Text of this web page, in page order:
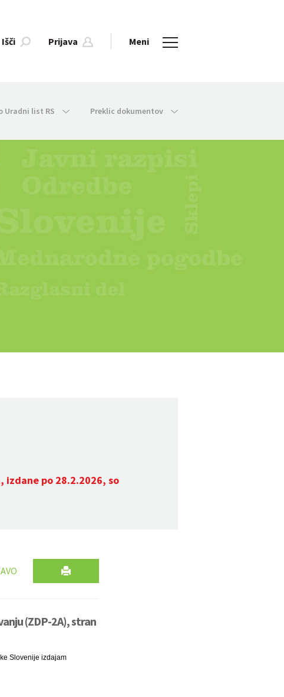
Išči Prijava Meni
Uradni list RS Preklic dokumentov
po 28.2.2026, so
(ZDP-2A), stran
Slovenije izdajam